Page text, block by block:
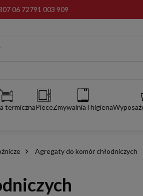
06 72791 003 909
termicznaPieceZmywalnia i higiena
Agregaty do komór chłodniczych